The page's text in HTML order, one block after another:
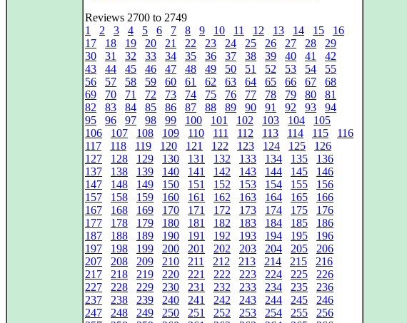
Reviews 2700 to 2749
1
2 3 4 5 6 7 8 9 10 11 12 13 14 15
16
17
18 19 20 21 22 23 24 25 26 27 28
29
30
31 32 33 34 35 36 37 38 39 40 41
42
43
44 45 46 47 48 49 50 51 52 53 54
55
56
57 58 59 60 61 62 63 64 65 66 67
68
69
70 71 72 73 74 75 76 77 78 79 80
81
82
83 84 85 86 87 88 89 90 91 92 93
94
95
96 97 98 99 100 101 102 103 104
105
106
107 108 109 110 111 112 113 114 115
116
117
118 119 120 121 122 123 124 125
126
127
128 129 130 131 132 133 134 135
136
137
138 139 140 141 142 143 144 145
146
147
148 149 150 151 152 153 154 155
156
157
158 159 160 161 162 163 164 165
166
167
168 169 170 171 172 173 174 175
176
177
178 179 180 181 182 183 184 185
186
187
188 189 190 191 192 193 194 195
196
197
198 199 200 201 202 203 204 205
206
207
208 209 210 211 212 213 214 215
216
217
218 219 220 221 222 223 224 225
226
227
228 229 230 231 232 233 234 235
236
237
238 239 240 241 242 243 244 245
246
247
248 249 250 251 252 253 254 255
256